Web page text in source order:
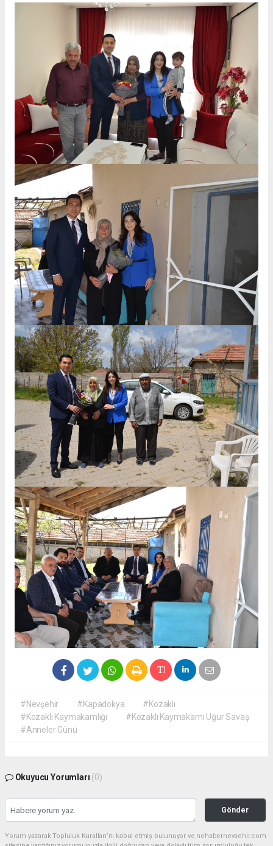
#Nevşehir #Kapadokya
#Kozaklı
#Kozaklı Kaymakamlığı
#Kozaklı Kaymakamı Uğur Savaş
#Anneler Günü
Okuyucu Yorumları (0)
Gönder
Yorum yazarak Topluluk Kuralları’nı kabul etmiş bulunuyor ve nehabernevsehir.com